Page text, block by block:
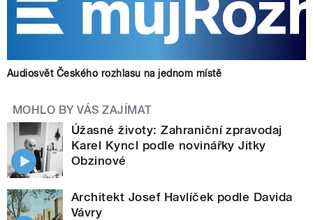
Audiosvět Českého rozhlasu na jednom místě
MOHLO BY VÁS ZAJÍMAT
Úžasné životy: Zahraniční zpravodaj
Karel Kyncl podle novinářky Jitky
Obzinové
Architekt Josef Havlíček podle Davida
Vávry